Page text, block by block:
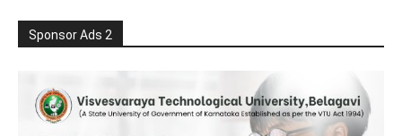
Sponsor Ads 2